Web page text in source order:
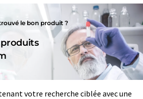
le bon produit ?
produits
votre recherche ciblée avec une